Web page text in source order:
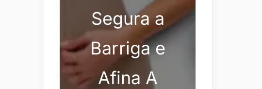
Segura a
Barriga e
Afina A